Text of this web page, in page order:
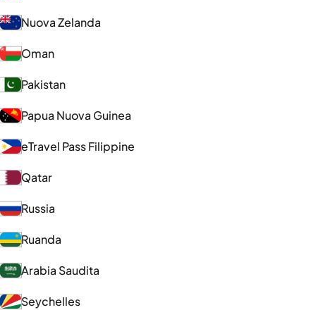
Nuova Zelanda
Oman
Pakistan
Papua Nuova Guinea
eTravel Pass Filippine
Qatar
Russia
Ruanda
Arabia Saudita
Seychelles